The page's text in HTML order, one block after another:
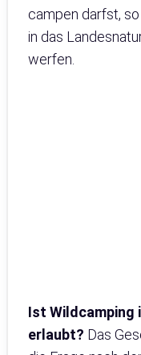
campen darfst,
in das
werfen.
Ist Wildcamping
erlaubt? Das